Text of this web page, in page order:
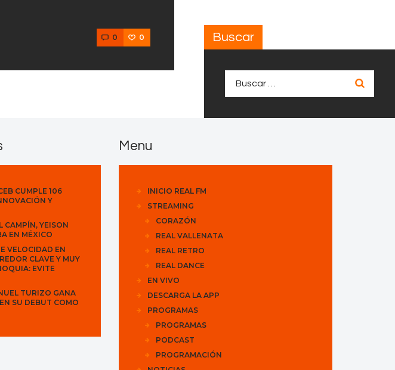
0 0 Buscar
CUMPLE 106
Y
CAMPÍN, YEISON
EN MÉXICO
VELOCIDAD EN
CLAVE Y MUY
EVITE
TURIZO GANA
SU DEBUT COMO
Menu
INICIO REAL FM
STREAMING
CORAZÓN
REAL VALLENATA
REAL RETRO
REAL DANCE
EN VIVO
DESCARGA LA APP
PROGRAMAS
PROGRAMAS
PODCAST
PROGRAMACIÓN